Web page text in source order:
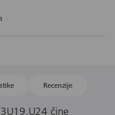
Recenzije
čine